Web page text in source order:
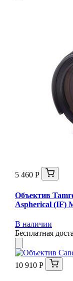
5 460 Р
Объектив
Aspherical (IF)
В наличии
Бесплатная
10 910 Р